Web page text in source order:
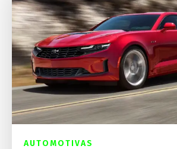
AUTOMOTIVAS